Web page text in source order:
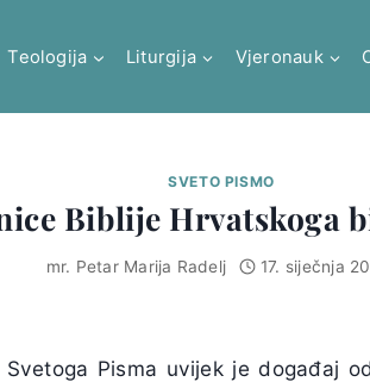
Teologija Liturgija Vjeronauk
SVETO PISMO
Biblije Hrvatskoga
mr. Petar Marija Radelj 17. siječnja
Pisma uvijek je događaj